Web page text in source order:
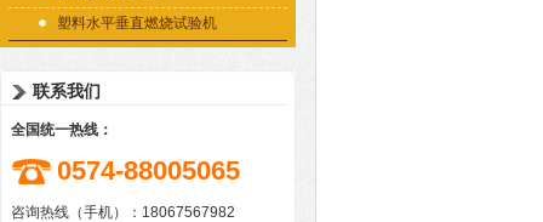
塑料水平垂直燃烧试验机
联系我们
全国统一热线：
0574-88005065
咨询热线（手机）：18067567982